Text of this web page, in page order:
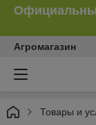
Агромагазин
Товары и